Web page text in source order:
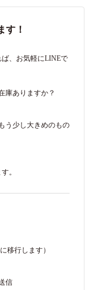
す！
、お気軽にLINEで
庫ありますか？
う少し大きめのもの
。
移行します）
信